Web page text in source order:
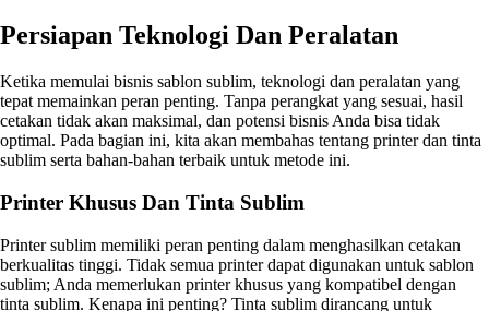
Persiapan Teknologi Dan Peralatan
Ketika memulai bisnis sablon sublim, teknologi dan peralatan yang
tepat memainkan peran penting. Tanpa perangkat yang sesuai, hasil
cetakan tidak akan maksimal, dan potensi bisnis Anda bisa tidak
optimal. Pada bagian ini, kita akan membahas tentang printer dan tinta
sublim serta bahan-bahan terbaik untuk metode ini.
Printer Khusus Dan Tinta Sublim
Printer sublim memiliki peran penting dalam menghasilkan cetakan
berkualitas tinggi. Tidak semua printer dapat digunakan untuk sablon
sublim; Anda memerlukan printer khusus yang kompatibel dengan
tinta sublim. Kenapa ini penting? Tinta sublim dirancang untuk